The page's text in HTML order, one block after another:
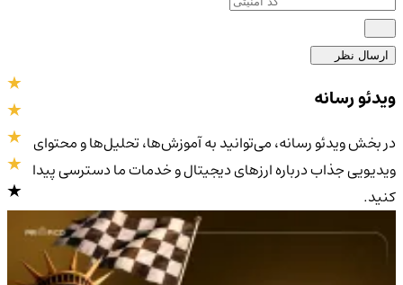
ارسال نظر
4.9/5
ویدئو رسانه
در بخش ویدئو رسانه، می‌توانید به آموزش‌ها، تحلیل‌ها و محتوای
ویدیویی جذاب درباره ارزهای دیجیتال و خدمات ما دسترسی پیدا
کنید.